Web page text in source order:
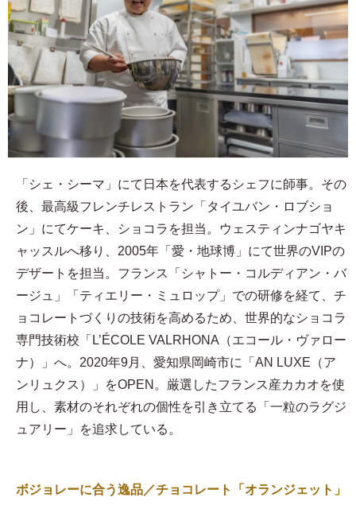
「シェ・シーマ」にて日本を代表するシェフに師事。その
後、最高級フレンチレストラン「タイユバン・ロブショ
ン」にてケーキ、ショコラを担当。ウェスティンナゴヤキ
ャッスルへ移り、2005年「愛・地球博」にて世界のVIPの
デザートを担当。フランス「シャトー・コルディアン・バ
ージュ」「ティエリー・ミュロップ」での研修を経て、チ
ョコレートづくりの技術を高めるため、世界的なショコラ
専門技術校「L’ÉCOLE VALRHONA（エコール・ヴァロー
ナ）」へ。2020年9月、愛知県岡崎市に「AN LUXE（ア
ンリュクス）」をOPEN。厳選したフランス産カカオを使
用し、素材のそれぞれの個性を引き立てる「一粒のラグジ
ュアリー」を追求している。
ボジョレーに合う逸品／チョコレート「オランジェット」